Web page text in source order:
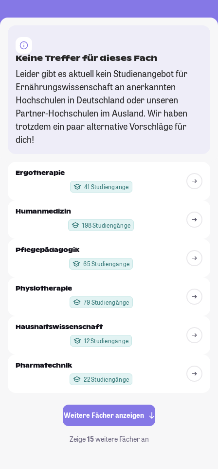
Keine Treffer für dieses Fach
Leider gibt es aktuell kein Studienangebot für
Ernährungswissenschaft an anerkannten
Hochschulen in Deutschland oder unseren
Partner-Hochschulen im Ausland. Wir haben
trotzdem ein paar alternative Vorschläge für
dich!
Ergotherapie
41 Studiengänge
Humanmedizin
198 Studiengänge
Pflegepädagogik
65 Studiengänge
Physiotherapie
79 Studiengänge
Haushaltswissenschaft
12 Studiengänge
Pharmatechnik
22 Studiengänge
Weitere Fächer anzeigen
Zeige15weitere Fächer an